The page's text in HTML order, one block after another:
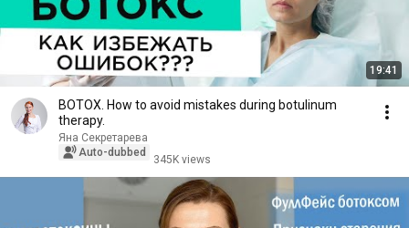
19:41
BOTOX. How to avoid mistakes during botulinum
therapy.
Яна Секретарева
Auto-dubbed
345K views